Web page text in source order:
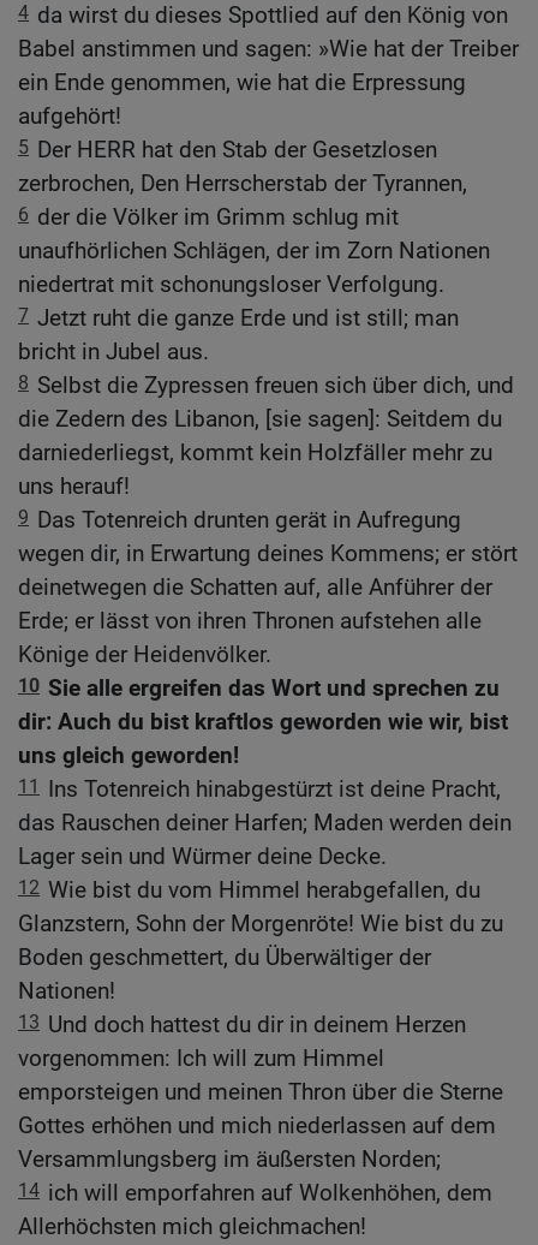
4 da wirst du dieses Spottlied auf den König von
Babel anstimmen und sagen: »Wie hat der Treiber
ein Ende genommen, wie hat die Erpressung
aufgehört!
5 Der HERR hat den Stab der Gesetzlosen
zerbrochen, Den Herrscherstab der Tyrannen,
6 der die Völker im Grimm schlug mit
unaufhörlichen Schlägen, der im Zorn Nationen
niedertrat mit schonungsloser Verfolgung.
7 Jetzt ruht die ganze Erde und ist still; man
bricht in Jubel aus.
8 Selbst die Zypressen freuen sich über dich, und
die Zedern des Libanon, [sie sagen]: Seitdem du
darniederliegst, kommt kein Holzfäller mehr zu
uns herauf!
9 Das Totenreich drunten gerät in Aufregung
wegen dir, in Erwartung deines Kommens; er stört
deinetwegen die Schatten auf, alle Anführer der
Erde; er lässt von ihren Thronen aufstehen alle
Könige der Heidenvölker.
10 Sie alle ergreifen das Wort und sprechen zu
dir: Auch du bist kraftlos geworden wie wir, bist
uns gleich geworden!
11
Ins Totenreich hinabgestürzt ist deine Pracht,
das Rauschen deiner Harfen; Maden werden dein
Lager sein und Würmer deine Decke.
12 Wie bist du vom Himmel herabgefallen, du
Glanzstern, Sohn der Morgenröte! Wie bist du zu
Boden geschmettert, du Überwältiger der
Nationen!
13 Und doch hattest du dir in deinem Herzen
vorgenommen: Ich will zum Himmel
emporsteigen und meinen Thron über die Sterne
Gottes erhöhen und mich niederlassen auf dem
Versammlungsberg im äußersten Norden;
14 ich will emporfahren auf Wolkenhöhen, dem
Allerhöchsten mich gleichmachen!